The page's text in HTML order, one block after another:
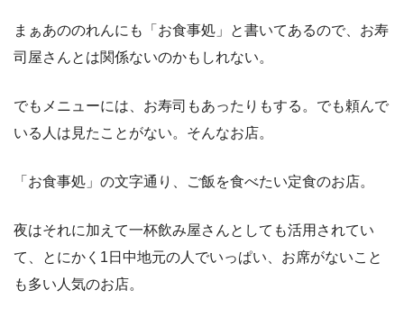
まぁあののれんにも「お食事処」と書いてあるので、お寿
司屋さんとは関係ないのかもしれない。
でもメニューには、お寿司もあったりもする。でも頼んで
いる人は見たことがない。そんなお店。
「お食事処」の文字通り、ご飯を食べたい定食のお店。
夜はそれに加えて一杯飲み屋さんとしても活用されてい
て、とにかく1日中地元の人でいっぱい、お席がないこと
も多い人気のお店。